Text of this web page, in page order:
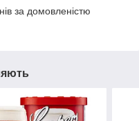
за домовленістю